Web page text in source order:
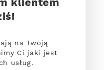
klientem
na Twoją
Ci jaki jest
usług.